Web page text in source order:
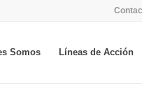
Somos Líneas de Acción